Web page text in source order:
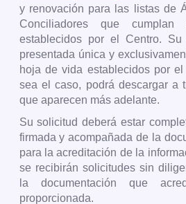
y renovación para las listas de
Conciliadores que
establecidos por el Centro.
presentada única y
hoja de vida establecidos por
sea el caso, podrá descargar a
que aparecen más adelante.
Su solicitud deberá estar
firmada y acompañada de la
para la acreditación de la
se recibirán solicitudes sin
la documentación que
proporcionada.